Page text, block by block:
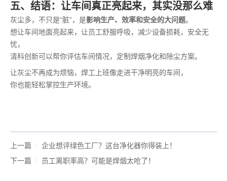
五、结语：让车间真正亮起来，其实没那么难
灰尘多，不只是“脏”，是影响生产、效率和安全的大问题。
想让车间地面亮起来，让员工舒服呼吸，减少设备损耗，安全无
忧，
清科创新可以帮你评估车间情况，定制焊烟净化和除尘方案。
让灰尘不再成为烦恼，焊工上班像走进干净明亮的车间，
你也能轻松掌控生产环境。
上一篇
企业想评绿色工厂？这台净化器你得装上！
下一篇
员工离职率高？可能是焊烟太呛了！